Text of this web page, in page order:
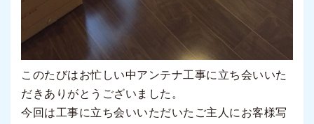
このたびはお忙しい中アンテナ工事に立ち会いいた
だきありがとうございました。
今回は工事に立ち会いいただいたご主人にお客様写